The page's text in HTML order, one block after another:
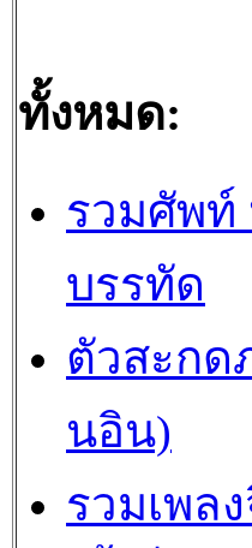
ทั้งหมด:
รวมศัพ
บรรทัด
ตัวสะกด
นอิน)
รวมเพล